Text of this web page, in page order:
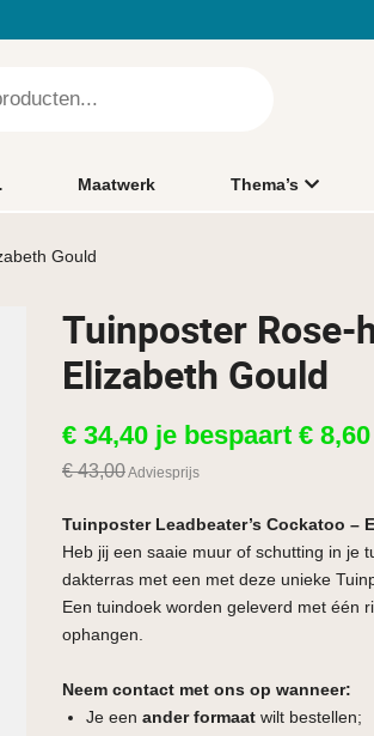
Maatwerk Thema’s
Gould
Tuinposter Rose-
Elizabeth Gould
€ 34,40 je bespaart € 8,60
€43,00Adviesprijs
Tuinposter Leadbeater’s Cockatoo –
Heb jij een saaie muur of schutting in je
dakterras met een met deze unieke
Een tuindoek worden geleverd met één
ophangen.
Neem contact met ons op wanneer:
Je een ander formaat wilt bestellen;